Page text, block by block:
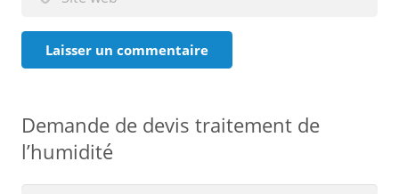
Demande de devis traitement de
l’humidité